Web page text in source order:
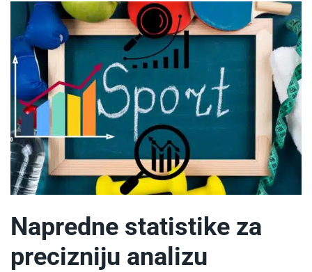
Napredne statistike za
precizniju analizu